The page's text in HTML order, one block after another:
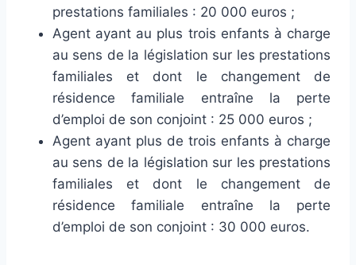
prestations familiales : 20 000 euros ;
Agent ayant au plus trois enfants à charge
au sens de la législation sur les prestations
familiales et dont le changement de
résidence familiale entraîne la perte
d’emploi de son conjoint : 25 000 euros ;
Agent ayant plus de trois enfants à charge
au sens de la législation sur les prestations
familiales et dont le changement de
résidence familiale entraîne la perte
d’emploi de son conjoint : 30 000 euros.